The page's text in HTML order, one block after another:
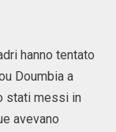
hanno tentato
Doumbia a
stati messi in
avevano